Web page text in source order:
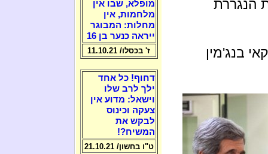
הנגררת
בנג'מין
מופלא, שבו אין
מלחמות, אין
מחלות: המבוגר
ייראה כנער בן 16
ז' בכסלו/ 11.10.21
דחוף! כל אחד
ילך לרב שלו
וישאל: מדוע אין
צעקה וכינוס
לבקש את
המשיח?!
ט"ו בחשון/ 21.10.21